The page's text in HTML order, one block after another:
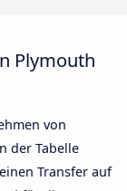
Plymouth
von
der Tabelle
Transfer auf